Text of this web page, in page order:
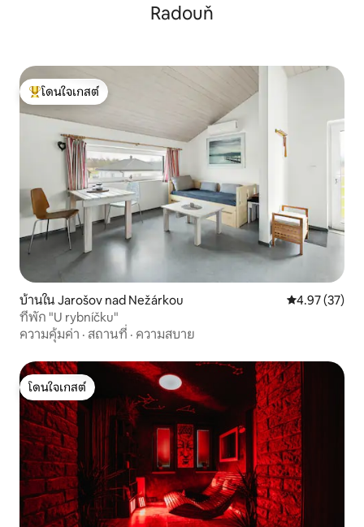
Radouň
โดนใจเกสต์ที่สุด
โดนใจเกสต์
บ้านใน Jarošov nad Nežárkou คะแนนเฉลี่ย
4.97 (37)
ที่พัก "U rybníčku"
ความคุ้มค่า · สถานที่ · ความสบาย
โดนใจเกสต์
โดนใจเกสต์